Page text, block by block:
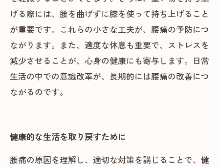
げる際には、腰を曲げずに膝を使って持ち上げること
が重要です。これらの小さな工夫が、腰痛の予防につ
ながります。また、適度な休息も重要で、ストレスを
減少させることが、心身の健康にも寄与します。日常
生活の中での意識改革が、長期的には腰痛の改善につ
ながるのです。
健康的な生活を取り戻すために
腰痛の原因を理解し、適切な対策を講じることで、健